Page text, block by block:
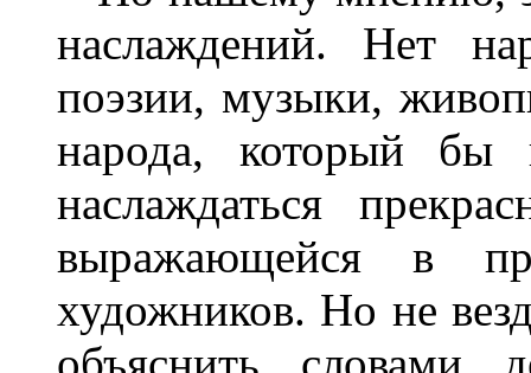
наслаждений. Нет
поэзии, музыки,
народа, который бы
наслаждаться
выражающейся в
художников. Но не
объяснить словами